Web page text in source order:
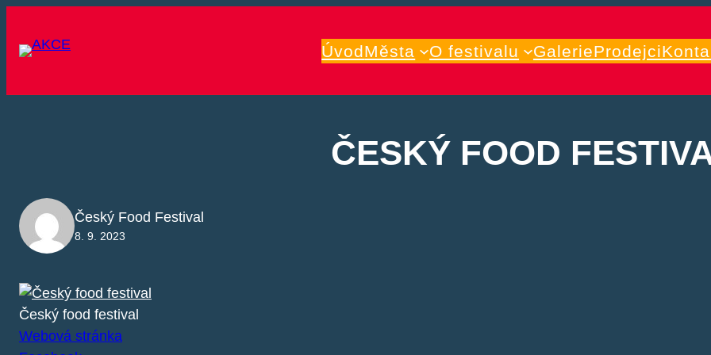
obsah
ÚvodMěsta O festivalu GalerieProdejci
ČESKÝ FOOD
Český Food Festival
8. 9. 2023
Český food festival
Webová stránka